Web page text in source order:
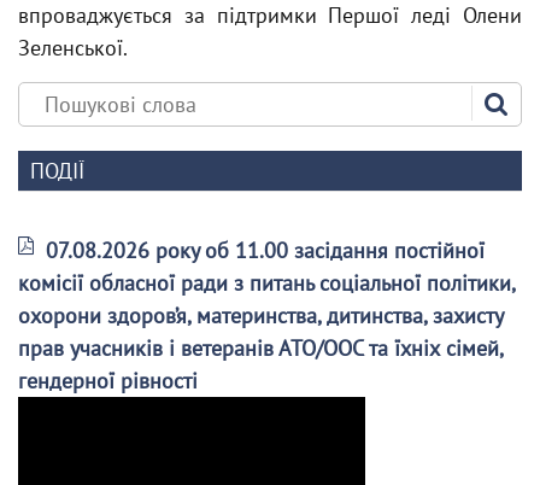
впроваджується за підтримки Першої леді Олени
Зеленської.
ПОДІЇ
07.08.2026 року об 11.00 засідання постійної
комісії обласної ради з питань соціальної політики,
охорони здоров’я, материнства, дитинства, захисту
прав учасників і ветеранів АТО/ООС та їхніх сімей,
гендерної рівності